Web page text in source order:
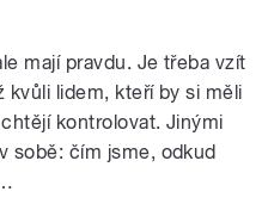
mají pravdu. Je třeba vzít
kvůli lidem, kteří by si měli
kontrolovat. Jinými
sobě: čím jsme, odkud